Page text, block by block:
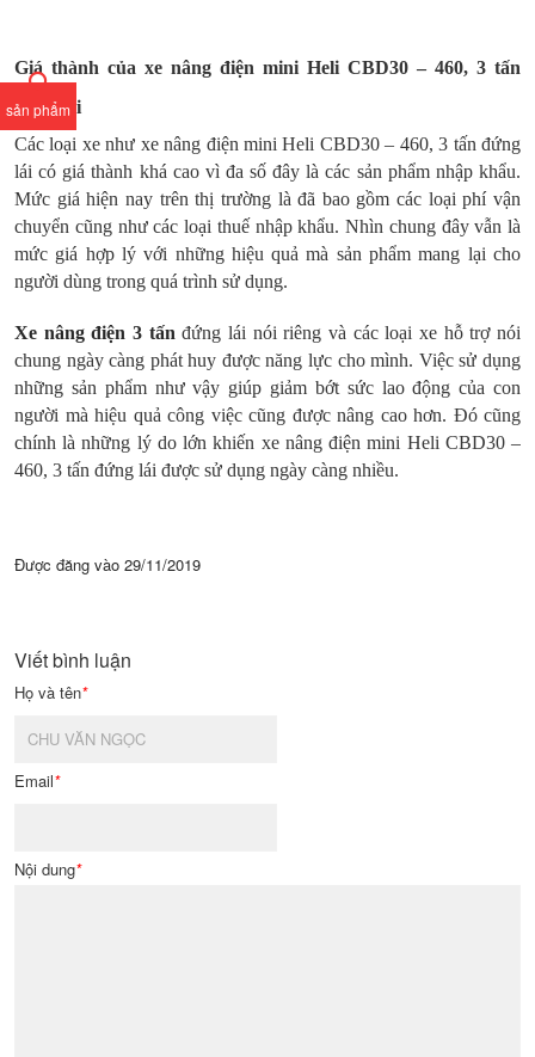
sản phẩm
Giá thành của xe nâng điện mini Heli CBD30 – 460, 3 tấn
đứng lái
Các loại xe như xe nâng điện mini Heli CBD30 – 460, 3 tấn đứng
lái có giá thành khá cao vì đa số đây là các sản phẩm nhập khẩu.
Mức giá hiện nay trên thị trường là đã bao gồm các loại phí vận
chuyển cũng như các loại thuế nhập khẩu. Nhìn chung đây vẫn là
mức giá hợp lý với những hiệu quả mà sản phẩm mang lại cho
người dùng trong quá trình sử dụng.
Xe nâng điện 3 tấn đứng lái nói riêng và các loại xe hỗ trợ nói
chung ngày càng phát huy được năng lực cho mình. Việc sử dụng
những sản phẩm như vậy giúp giảm bớt sức lao động của con
người mà hiệu quả công việc cũng được nâng cao hơn. Đó cũng
chính là những lý do lớn khiến xe nâng điện mini Heli CBD30 –
460, 3 tấn đứng lái được sử dụng ngày càng nhiều.
Được đăng vào 29/11/2019
Viết bình luận
Họ và tên*
Email*
Nội dung*